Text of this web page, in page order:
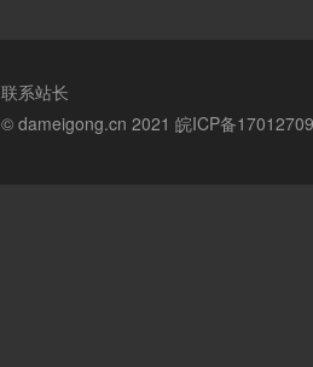
联系站长
© dameigong.cn 2021 皖ICP备